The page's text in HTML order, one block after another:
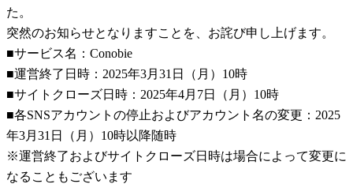
た。
突然のお知らせとなりますことを、お詫び申し上げます。
■サービス名：Conobie
■運営終了日時：2025年3月31日（月）10時
■サイトクローズ日時：2025年4月7日（月）10時
■各SNSアカウントの停止およびアカウント名の変更：2025
年3月31日（月）10時以降随時
※運営終了およびサイトクローズ日時は場合によって変更に
なることもございます